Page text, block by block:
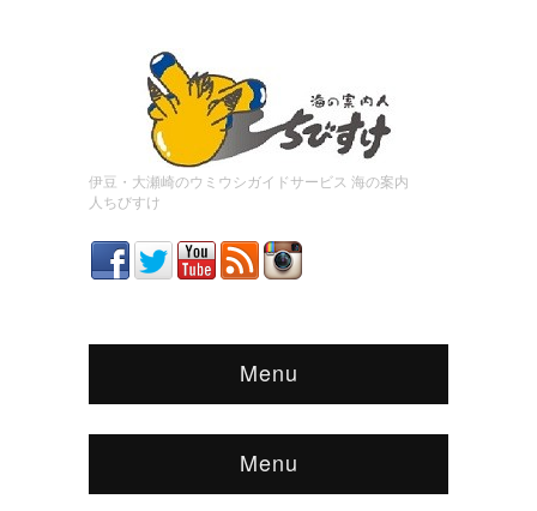
伊豆・大瀬崎のウミウシガイドサービス 海の案内
人ちびすけ
Menu
Menu